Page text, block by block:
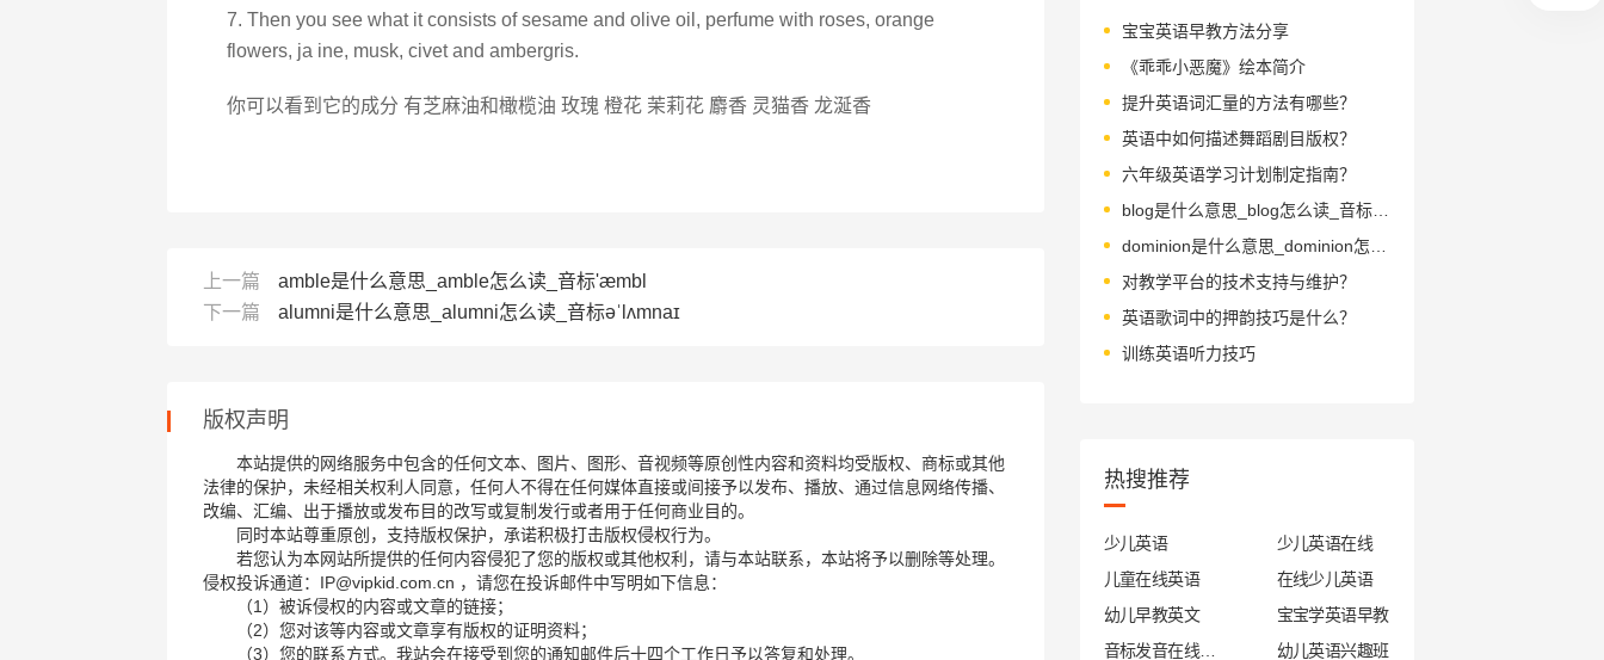
7. Then you see what it consists of sesame and olive oil, perfume with roses, orange
flowers, ja ine, musk, civet and ambergris.
你可以看到它的成分 有芝麻油和橄榄油 玫瑰 橙花 茉莉花 麝香 灵猫香 龙涎香
上一篇
amble是什么意思_amble怎么读_音标'æmbl
下一篇
alumni是什么意思_alumni怎么读_音标əˈlʌmnaɪ
版权声明
本站提供的网络服务中包含的任何文本、图片、图形、音视频等原创性内容和资料均受版权、商标或其他
法律的保护，未经相关权利人同意，任何人不得在任何媒体直接或间接予以发布、播放、通过信息网络传播、
改编、汇编、出于播放或发布目的改写或复制发行或者用于任何商业目的。
同时本站尊重原创，支持版权保护，承诺积极打击版权侵权行为。
若您认为本网站所提供的任何内容侵犯了您的版权或其他权利，请与本站联系，本站将予以删除等处理。
侵权投诉通道：IP@vipkid.com.cn ，请您在投诉邮件中写明如下信息：
（1）被诉侵权的内容或文章的链接；
（2）您对该等内容或文章享有版权的证明资料；
（3）您的联系方式。我站会在接受到您的通知邮件后十四个工作日予以答复和处理。
宝宝英语早教方法分享
《乖乖小恶魔》绘本简介
提升英语词汇量的方法有哪些？
英语中如何描述舞蹈剧目版权？
六年级英语学习计划制定指南？
blog是什么意思_blog怎么读_音标blɒg
对教学平台的技术支持与维护？
英语歌词中的押韵技巧是什么？
训练英语听力技巧
热搜推荐
少儿英语
少儿英语在线
儿童在线英语
在线少儿英语
幼儿早教英文
宝宝学英语早教
幼儿英语兴趣班